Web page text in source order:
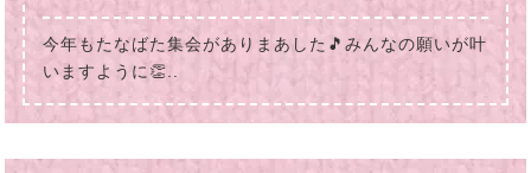
今年もたなばた集会がありまあした🎵みんなの願いが叶
いますように👏..